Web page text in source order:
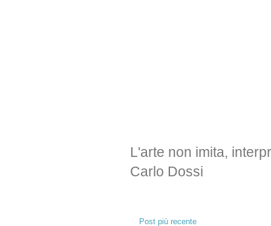
L'arte non imita,
Carlo Dossi
Post più recente